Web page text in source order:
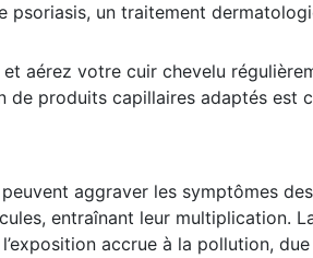
psoriasis, un traitement
aérez votre cuir chevelu
de produits capillaires adaptés est
aggraver les symptômes
entraînant leur multiplication.
accrue à la pollution,